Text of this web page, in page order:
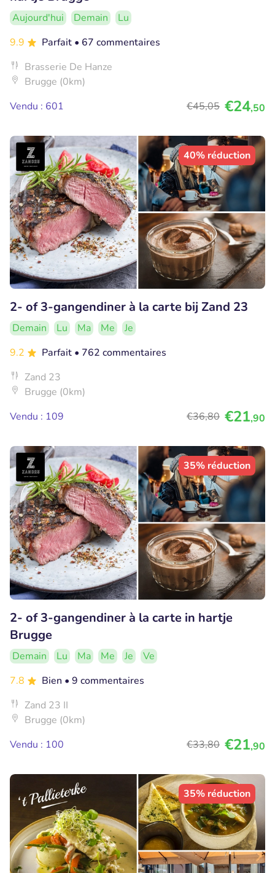
Aujourd'hui Demain
Lu
9.9
Parfait • 67 commentaires
Brasserie De Hanze
Brugge (0km)
Vendu : 601
€45,05 €24,50
40% réduction
2- of 3-gangendiner à la carte bij Zand 23
Demain Lu Ma Me
Je
9.2
Parfait • 762 commentaires
Zand 23
Brugge (0km)
Vendu : 109
€36,80 €21,90
35% réduction
2- of 3-gangendiner à la carte in hartje
Brugge
Demain Lu Ma Me Je
Ve
7.8
Bien • 9 commentaires
Zand 23 II
Brugge (0km)
Vendu : 100
€33,80 €21,90
35% réduction